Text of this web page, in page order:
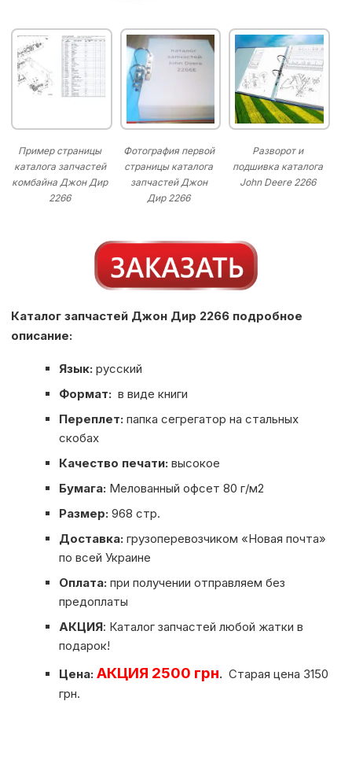
Пример страницы
каталога запчастей
комбайна Джон Дир
2266
Фотография первой
страницы каталога
запчастей Джон
Дир 2266
Разворот и
подшивка каталога
John Deere 2266
Каталог запчастей Джон Дир 2266 подробное
описание:
Язык: русский
Формат: в виде книги
Переплет: папка сегрегатор на стальных
скобах
Качество печати: высокое
Бумага: Мелованный офсет 80 г/м2
Размер: 968 стр.
Доставка: грузоперевозчиком «Новая почта»
по всей Украине
Оплата: при получении отправляем без
предоплаты
АКЦИЯ: Каталог запчастей любой жатки в
подарок!
Цена: АКЦИЯ 2500 грн. Старая цена 3150
грн.